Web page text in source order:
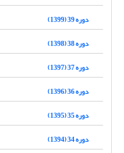
دوره 39 (1399)
دوره 38 (1398)
دوره 37 (1397)
دوره 36 (1396)
دوره 35 (1395)
دوره 34 (1394)